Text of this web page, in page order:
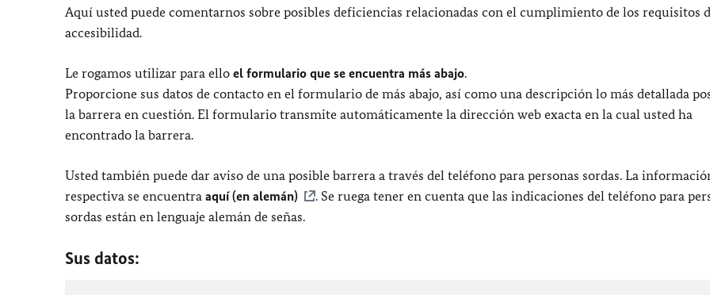
Aquí usted puede comentarnos sobre posibles deficiencias relacionadas con el cumplimiento de los requisitos
accesibilidad.
Le rogamos utilizar para ello el formulario que se encuentra más abajo.
Proporcione sus datos de contacto en el formulario de más abajo, así como una descripción lo más detallada
la barrera en cuestión. El formulario transmite automáticamente la dirección web exacta en la cual usted ha
encontrado la barrera.
Usted también puede dar aviso de una posible barrera a través del teléfono para personas sordas. La
respectiva se encuentra aquí (en alemán)
. Se ruega tener en cuenta que las indicaciones del teléfono para
sordas están en lenguaje alemán de señas.
Sus datos: